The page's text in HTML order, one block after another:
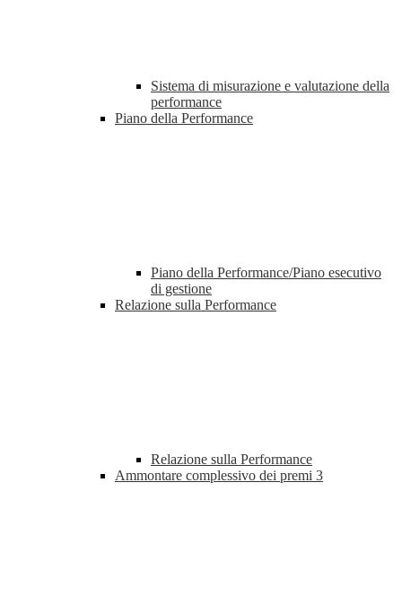
Sistema di misurazione e valutazione della
performance
Piano della Performance
Piano della Performance/Piano esecutivo
di gestione
Relazione sulla Performance
Relazione sulla Performance
Ammontare complessivo dei premi 3